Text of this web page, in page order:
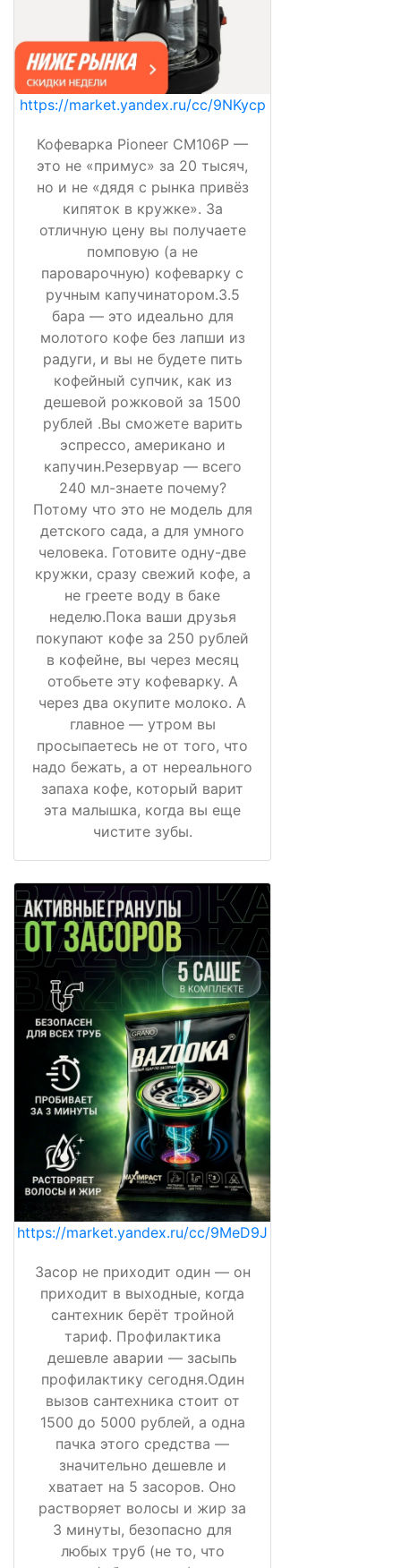
https://market.yandex.ru/cc/9NKycp
Кофеварка Pioneer CM106P —
это не «примус» за 20 тысяч,
но и не «дядя с рынка привёз
кипяток в кружке». За
отличную цену вы получаете
помповую (а не
пароварочную) кофеварку с
ручным капучинатором.3.5
бара — это идеально для
молотого кофе без лапши из
радуги, и вы не будете пить
кофейный супчик, как из
дешевой рожковой за 1500
рублей .Вы сможете варить
эспрессо, американо и
капучин.Резервуар — всего
240 мл-знаете почему?
Потому что это не модель для
детского сада, а для умного
человека. Готовите одну-две
кружки, сразу свежий кофе, а
не греете воду в баке
неделю.Пока ваши друзья
покупают кофе за 250 рублей
в кофейне, вы через месяц
отобьете эту кофеварку. А
через два окупите молоко. А
главное — утром вы
просыпаетесь не от того, что
надо бежать, а от нереального
запаха кофе, который варит
эта малышка, когда вы еще
чистите зубы.
https://market.yandex.ru/cc/9MeD9J
Засор не приходит один — он
приходит в выходные, когда
сантехник берёт тройной
тариф. Профилактика
дешевле аварии — засыпь
профилактику сегодня.Один
вызов сантехника стоит от
1500 до 5000 рублей, а одна
пачка этого средства —
значительно дешевле и
хватает на 5 засоров. Оно
растворяет волосы и жир за
3 минуты, безопасно для
любых труб (не то, что